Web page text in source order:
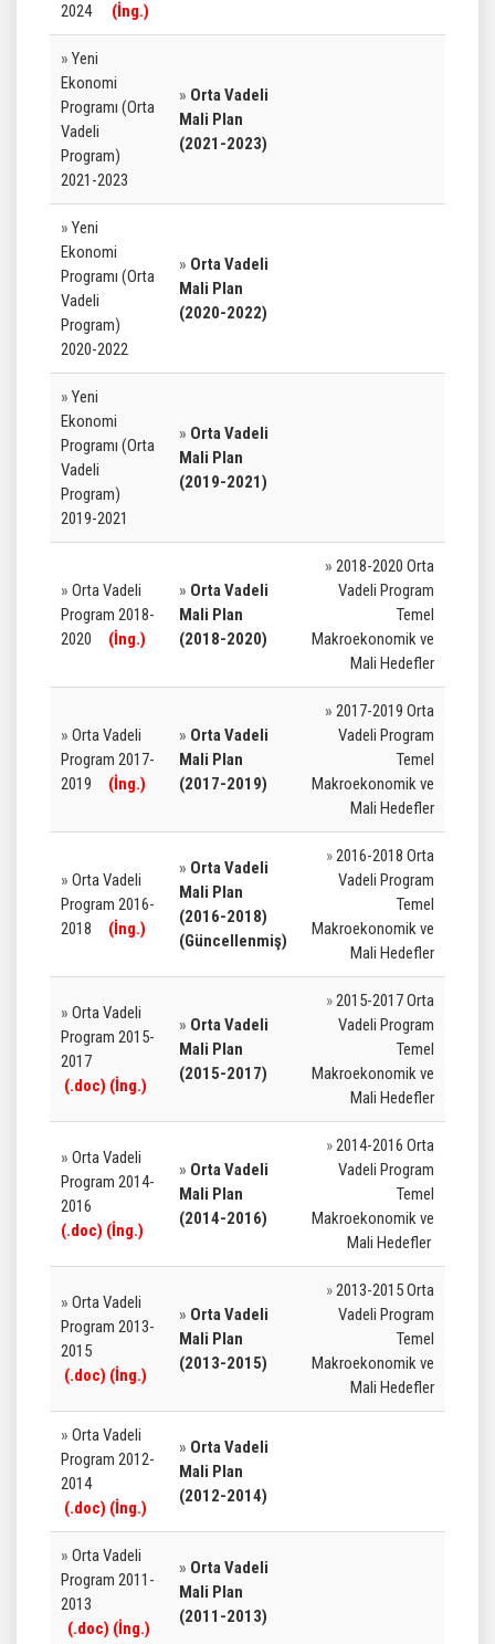
2024
(İng.)
» Yeni
Ekonomi
Programı (Orta
Vadeli
Program)
2021-2023
» Orta Vadeli
Mali Plan
(2021-2023)
» Yeni
Ekonomi
Programı (Orta
Vadeli
Program)
2020-2022
» Orta Vadeli
Mali Plan
(2020-2022)
» Yeni
Ekonomi
Programı (Orta
Vadeli
Program)
2019-2021
» Orta Vadeli
Mali Plan
(2019-2021)
» Orta Vadeli
Program 2018-
2020
(İng.)
» Orta Vadeli
Mali Plan
(2018-2020)
» 2018-2020 Orta
Vadeli Program
Temel
Makroekonomik ve
Mali Hedefler
» Orta Vadeli
Program 2017-
2019
(İng.)
» Orta Vadeli
Mali Plan
(2017-2019)
» 2017-2019 Orta
Vadeli Program
Temel
Makroekonomik ve
Mali Hedefler
» Orta Vadeli
Program 2016-
2018
(İng.)
» Orta Vadeli
Mali Plan
(2016-2018)
(Güncellenmiş)
»2016-2018 Orta
Vadeli Program
Temel
Makroekonomik ve
Mali Hedefler
» Orta Vadeli
Program 2015-
2017
(.doc) (İng.)
» Orta Vadeli
Mali Plan
(2015-2017)
»2015-2017 Orta
Vadeli Program
Temel
Makroekonomik ve
Mali Hedefler
» Orta Vadeli
Program 2014-
2016
(.doc) (İng.)
» Orta Vadeli
Mali Plan
(2014-2016)
»2014-2016 Orta
Vadeli Program
Temel
Makroekonomik ve
Mali Hedefler
» Orta Vadeli
Program 2013-
2015
(.doc) (İng.)
» Orta Vadeli
Mali Plan
(2013-2015)
»2013-2015 Orta
Vadeli Program
Temel
Makroekonomik ve
Mali Hedefler
» Orta Vadeli
Program 2012-
2014
(.doc) (İng.)
» Orta Vadeli
Mali Plan
(2012-2014)
» Orta Vadeli
Program 2011-
2013
(.doc) (İng.)
» Orta Vadeli
Mali Plan
(2011-2013)